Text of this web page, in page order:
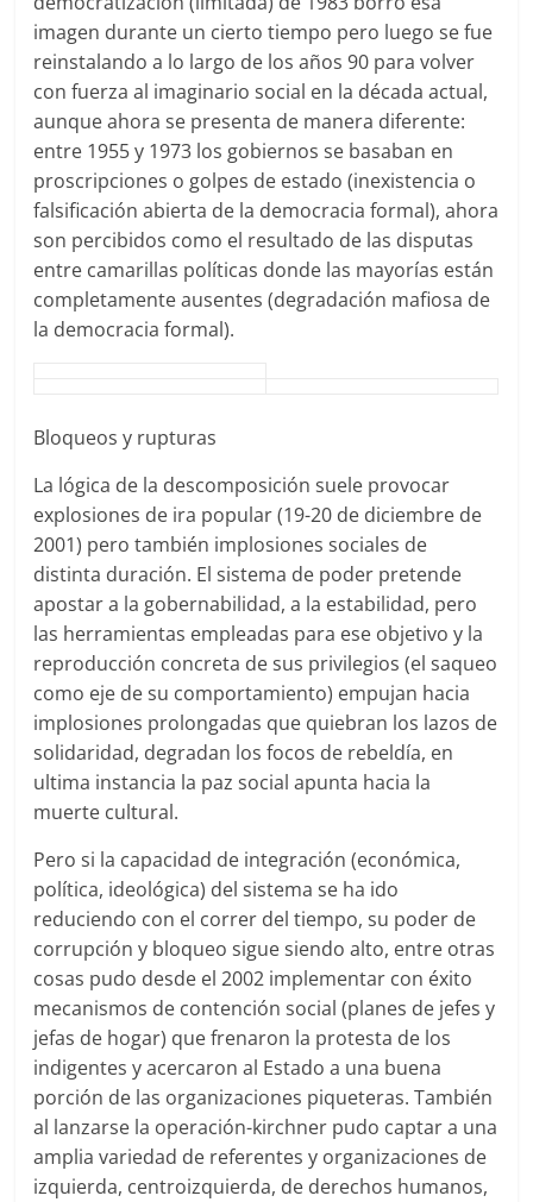
imagen durante un cierto tiempo pero luego se fue
reinstalando a lo largo de los años 90 para volver
con fuerza al imaginario social en la década actual,
aunque ahora se presenta de manera diferente:
entre 1955 y 1973 los gobiernos se basaban en
proscripciones o golpes de estado (inexistencia o
falsificación abierta de la democracia formal), ahora
son percibidos como el resultado de las disputas
entre camarillas políticas donde las mayorías están
completamente ausentes (degradación mafiosa de
la democracia formal).
Bloqueos y rupturas
La lógica de la descomposición suele provocar
explosiones de ira popular (19-20 de diciembre de
2001) pero también implosiones sociales de
distinta duración. El sistema de poder pretende
apostar a la gobernabilidad, a la estabilidad, pero
las herramientas empleadas para ese objetivo y la
reproducción concreta de sus privilegios (el saqueo
como eje de su comportamiento) empujan hacia
implosiones prolongadas que quiebran los lazos de
solidaridad, degradan los focos de rebeldía, en
ultima instancia la paz social apunta hacia la
muerte cultural.
Pero si la capacidad de integración (económica,
política, ideológica) del sistema se ha ido
reduciendo con el correr del tiempo, su poder de
corrupción y bloqueo sigue siendo alto, entre otras
cosas pudo desde el 2002 implementar con éxito
mecanismos de contención social (planes de jefes y
jefas de hogar) que frenaron la protesta de los
indigentes y acercaron al Estado a una buena
porción de las organizaciones piqueteras. También
al lanzarse la operación-kirchner pudo captar a una
amplia variedad de referentes y organizaciones de
izquierda, centroizquierda, de derechos humanos,